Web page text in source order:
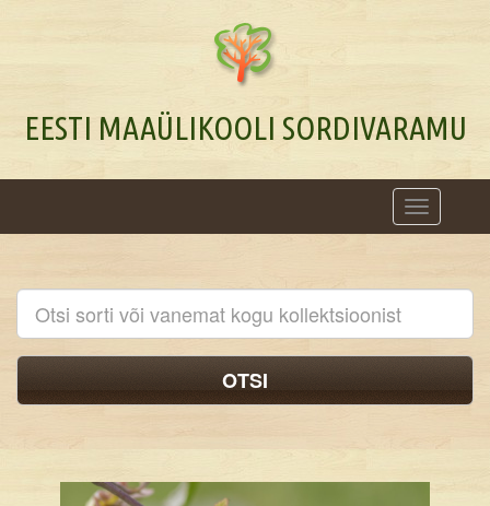
EESTI MAAÜLIKOOLI SORDIVARAMU
Toggle
navigation
OTSI